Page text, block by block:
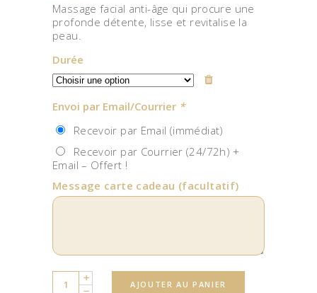
Massage facial anti-âge qui procure une
profonde détente, lisse et revitalise la
peau.
Durée
Envoi par Email/Courrier *
Recevoir par Email (immédiat)
Recevoir par Courrier (24/72h) +
Email – Offert !
Message carte cadeau (facultatif)
Quantity AJOUTER AU PANIER